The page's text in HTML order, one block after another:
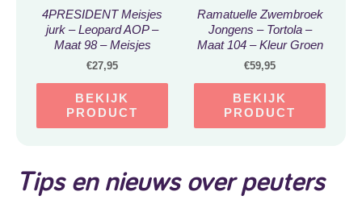
4PRESIDENT Meisjes
jurk – Leopard AOP –
Maat 98 – Meisjes
jurken
€27,95
BEKIJK
PRODUCT
Ramatuelle Zwembroek
Jongens – Tortola –
Maat 104 – Kleur Groen
/ Khaki
€59,95
BEKIJK
PRODUCT
Tips en nieuws over peuters